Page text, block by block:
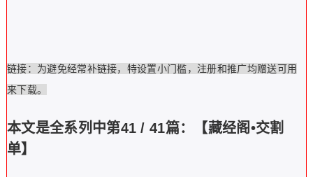
链接：为避免经常补链接，特设置小门槛，注册和推广均赠送可用
来下载。
本文是全系列中第41 / 41篇：【藏经阁•交割
单】